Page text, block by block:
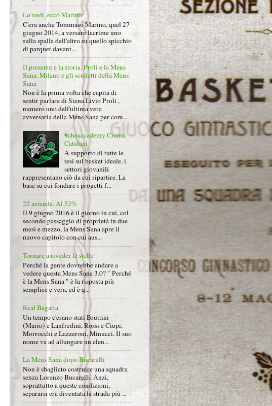
Lo vedi, ecco Marino
C'era anche Tommaso Marino, quel 27
giugno 2014, a versare lacrime uno
sulla spalla dell'altro su quello spicchio
di parquet davant...
Il presente e la storia. Proli e la Mens
Sana. Milano e gli scudetti della Mens
Sana
Non è la prima volta che capita di
sentir parlare di Siena Livio Proli ,
numero uno dell'ultima vera
avversaria della Mens Sana per com...
#cheaccademy Crema
Catalani
A supporto di tutte le
tesi sul basket ideale, i
settori giovanili
rappresentano ciò da cui ripartire. La
base su cui fondare i progetti f...
22 aziende. Al 52%
Il 9 giugno 2016 è il giorno in cui, col
secondo passaggio di proprietà in due
mesi e mezzo, la Mens Sana apre il
nuovo capitolo con cui aus...
Tornare a riveder le stelle
Perché la gente dovrebbe andare a
vedere questa Mens Sana 3.0? " Perché
è la Mens Sana " è la risposta più
semplice e vera, ed è q...
Real Bagatta
Un tempo c'erano stati Bruttini
(Mario) e Lanfredini, Rossi e Ciupi,
Morrocchi e Lazzeroni, Minucci. Il suo
nome va ad allungare un elen...
La Mens Sana dopo Bucarelli
Non è sbagliato costruire una squadra
senza Lorenzo Bucarelli. Anzi,
soprattutto a queste condizioni,
separarsi era diventata la strada più ...